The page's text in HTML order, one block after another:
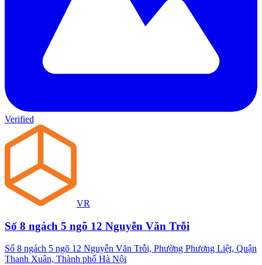
Verified
VR
Số 8 ngách 5 ngõ 12 Nguyễn Văn Trỗi
Số 8 ngách 5 ngõ 12 Nguyễn Văn Trỗi, Phường Phương Liệt, Quận
Thanh Xuân, Thành phố Hà Nội